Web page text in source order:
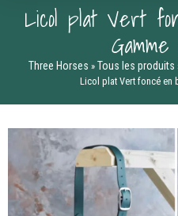
Licol plat Vert
Three Horses » Tous les produits
Licol plat Vert foncé en